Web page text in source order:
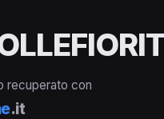
recuperato con
.it